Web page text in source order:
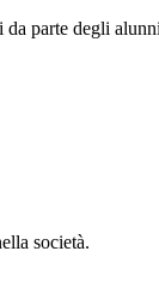
parte degli
società.